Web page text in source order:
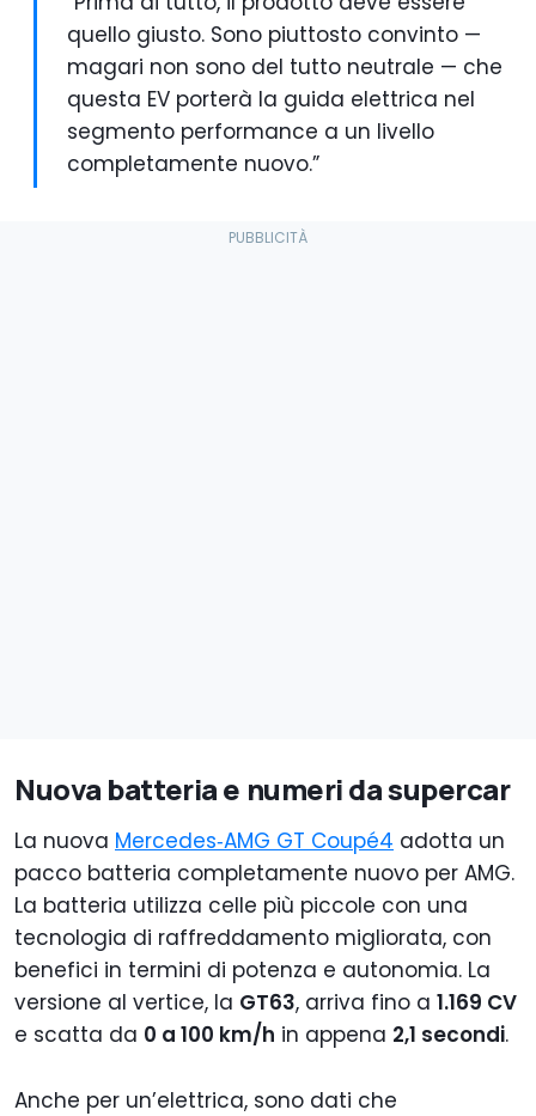
quello giusto. Sono piuttosto convinto —
magari non sono del tutto neutrale — che
questa EV porterà la guida elettrica nel
segmento performance a un livello
completamente nuovo.”
Nuova batteria e numeri da supercar
La nuova Mercedes‑AMG GT Coupé4 adotta un
pacco batteria completamente nuovo per AMG.
La batteria utilizza celle più piccole con una
tecnologia di raffreddamento migliorata, con
benefici in termini di potenza e autonomia. La
versione al vertice, la GT63, arriva fino a 1.169 CV
e scatta da 0 a 100 km/h in appena 2,1 secondi.
Anche per un’elettrica, sono dati che